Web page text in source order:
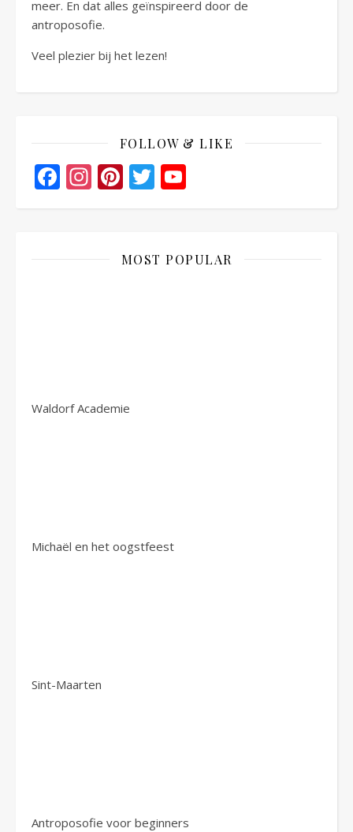
meer. En dat alles geïnspireerd door de
antroposofie.
Veel plezier bij het lezen!
FOLLOW & LIKE
Facebook
Instagram
Pinterest
Twitter
Channel
MOST POPULAR
Waldorf Academie
Michaël en het oogstfeest
Sint-Maarten
Antroposofie voor beginners